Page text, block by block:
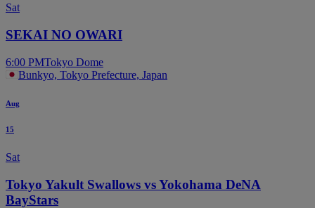
Sat
SEKAI NO OWARI
6:00 PMTokyo Dome
Bunkyo, Tokyo Prefecture, Japan
Aug
15
Sat
Tokyo Yakult Swallows vs Yokohama DeNA
BayStars